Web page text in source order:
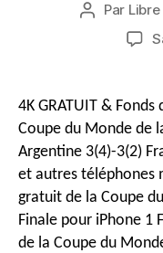
Auteur
message
Par Libre
4K GRATUIT &
Coupe du Monde de
Argentine 3(4)-3(2)
et autres téléphones
gratuit de la Coupe
Finale pour iPhone 1
de la Coupe du